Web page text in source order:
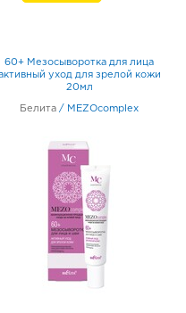
60+ Мезосыворотка для лица
уход для зрелой кожи
20мл
Белита / MEZOcomplex